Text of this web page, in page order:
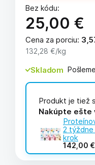
Bez kódu:
25,00 €
Cena za porciu:
132,28 €/kg
Skladom
Produkt je tiež
Nakúpte ešte
2 týždne
krok
142,00 €